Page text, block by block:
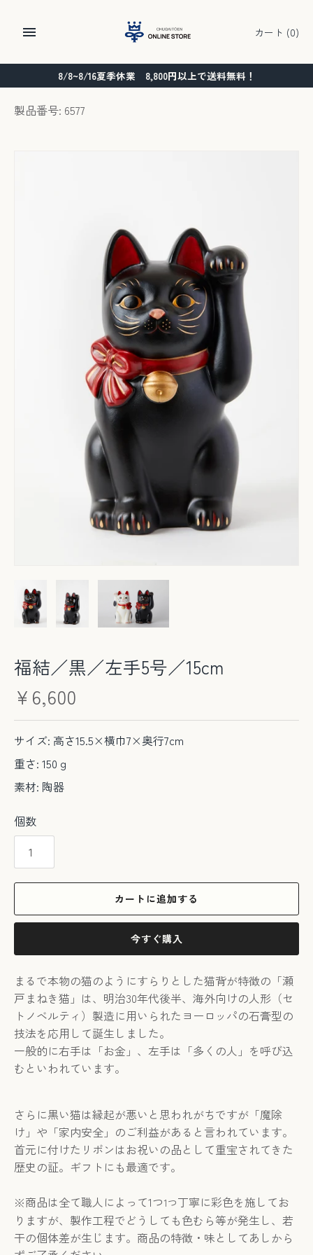
ン
カート (0)
8/8~8/16夏季休業 8,800円以上で送料無料！
製品番号: 6577
福結／黒／左手5号／15cm
¥6,600
サイズ: 高さ15.5×横巾7×奥行7cm
重さ: 150ｇ
素材: 陶器
個数
カートに追加する
今すぐ購入
まるで本物の猫のようにすらりとした猫背が特徴の「瀬
戸まねき猫」は、明治30年代後半、海外向けの人形（セ
トノベルティ）製造に用いられたヨーロッパの石膏型の
技法を応用して誕生しました。
一般的に右手は「お金」、左手は「多くの人」を呼び込
むといわれています。
さらに黒い猫は縁起が悪いと思われがちですが「魔除
け」や「家内安全」のご利益があると言われています。
首元に付けたリボンはお祝いの品として重宝されてきた
歴史の証。ギフトにも最適です。
※商品は全て職人によって1つ1つ丁寧に彩色を施してお
りますが、製作工程でどうしても色むら等が発生し、若
干の個体差が生じます。商品の特徴・味としてあしから